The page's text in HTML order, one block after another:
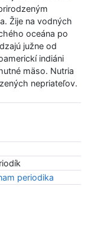
Žije na vodných
oceána po
južne od
indiáni
mäso. Nutria
nepriateľov.
periodika